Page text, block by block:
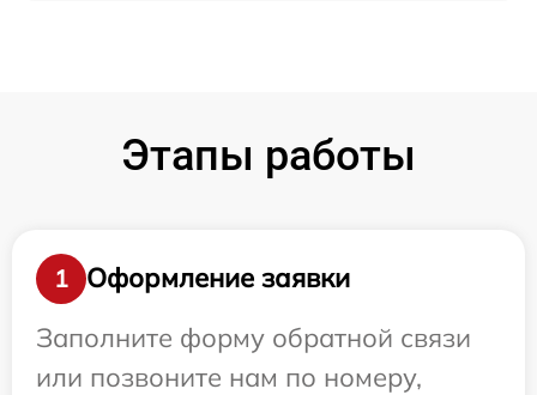
Этапы работы
1
Оформление заявки
Заполните форму обратной связи
или позвоните нам по номеру,